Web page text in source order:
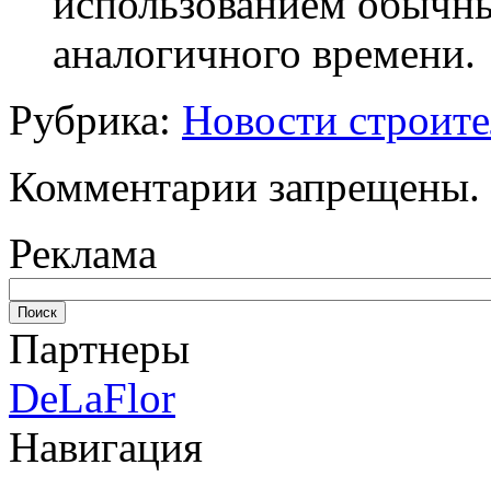
аналогичного времени.
Рубрика: Новости
Комментарии запрещены.
Реклама
Партнеры
DeLaFlor
Навигация